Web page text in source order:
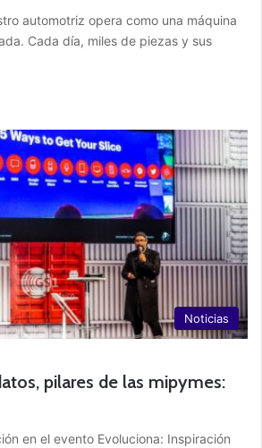
automotriz opera como una máquina
Cada día, miles de piezas y sus
Noticias
pilares de las mipymes:
en el evento Evoluciona: Inspiración